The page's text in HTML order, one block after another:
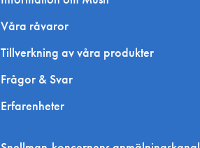
Våra råvaror
Tillverkning av våra produkter
Frågor & Svar
Erfarenheter